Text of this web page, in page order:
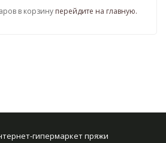
в корзину перейдите на главную.
гипермаркет пряжи